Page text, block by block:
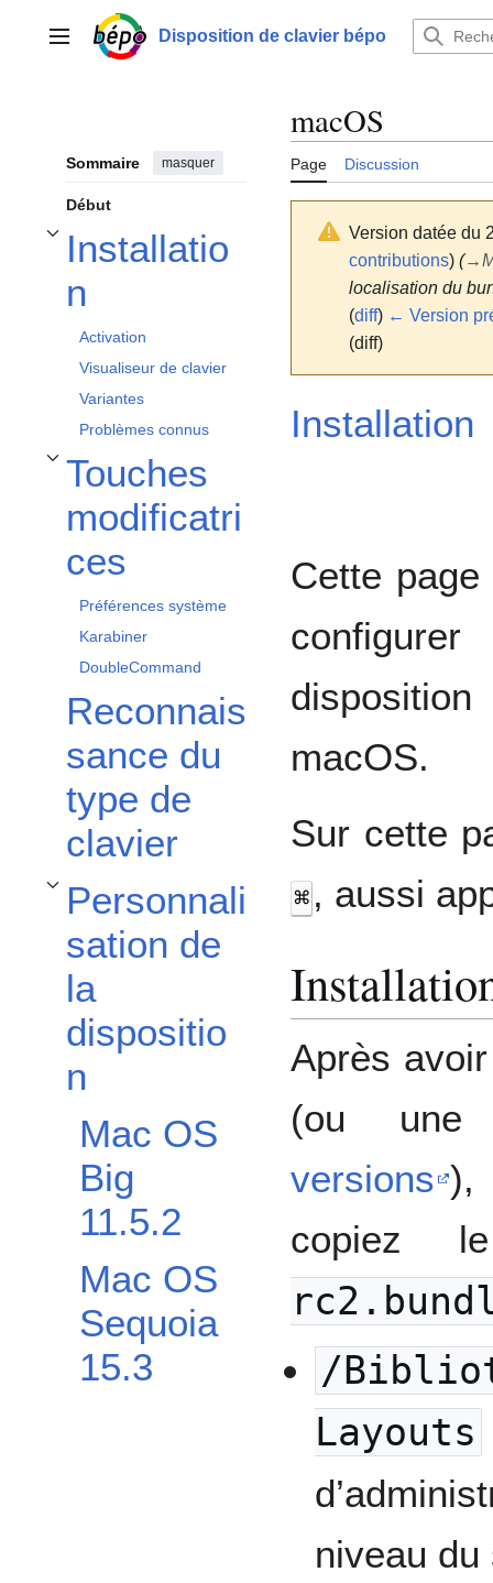
contenuMenu principalDisposition de clavier bépo
Sommaire masquer
Début
Installatio
n
Afficher / masquer la sous-section Installation
Activation
Visualiseur de clavier
Variantes
Problèmes connus
Touches
modificatri
ces
Afficher / masquer la sous-section Touches modificatrices
Préférences système
Karabiner
DoubleCommand
Reconnais
sance du
type de
clavier
Personnali
sation de
la
dispositio
n
Afficher / masquer la sous-section Personnalisation de la disposition
Mac OS
Big
11.5.2
Mac OS
Sequoia
15.3
macOS
Page Discussion
Version datée du
contributions) (→
localisation du
(diff) ← Version
(diff)
Installation
Cette
macOS.
Sur cette
⌘ , aussi
Après
(ou
versions ),
copiez
/
Layouts
niveau